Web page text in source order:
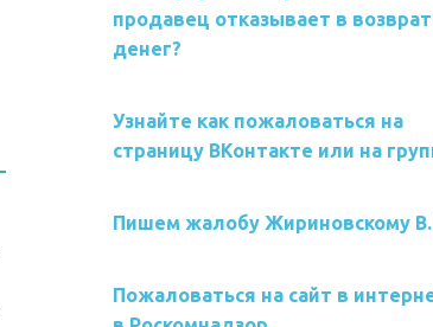
продавец отказывает в
денег?
Узнайте как пожаловаться на
страницу ВКонтакте или на
Пишем жалобу Жириновскому В.
Пожаловаться на сайт в